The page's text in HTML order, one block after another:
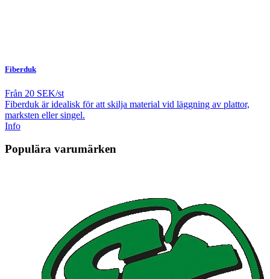
Fiberduk
Från 20 SEK/st
Fiberduk är idealisk för att skilja material vid läggning av plattor,
marksten eller singel.
Info
Populära varumärken